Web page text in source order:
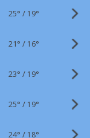
25° / 19°
21° / 16°
23° / 19°
25° / 19°
24° / 18°